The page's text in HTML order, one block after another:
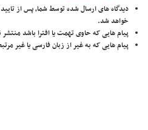
دیدگاه های ارسال شده توسط شما، پس از
خواهد شد.
پیام هایی که حاوی تهمت یا افترا باشد
پیام هایی که به غیر از زبان فارسی یا غیر